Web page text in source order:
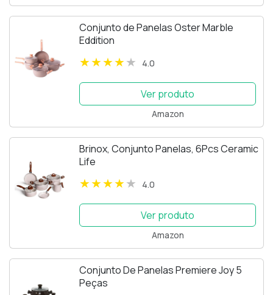
Conjunto de Panelas Oster Marble
Eddition
4.0
Ver produto
Amazon
Brinox, Conjunto Panelas, 6Pcs Ceramic
Life
4.0
Ver produto
Amazon
Conjunto De Panelas Premiere Joy 5
Peças